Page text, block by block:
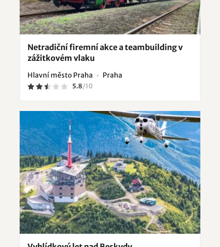
Netradiční firemní akce a teambuilding v
zážitkovém vlaku
Hlavní město Praha Praha
5.8/10